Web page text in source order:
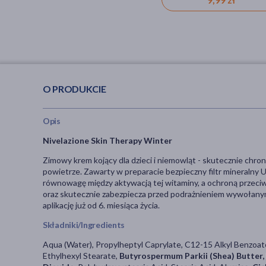
zapalenie skóry)
O PRODUKCIE
Opis
Nivelazione Skin Therapy Winter
Zimowy krem kojący dla dzieci i niemowląt - skutecznie
powietrze. Zawarty w preparacie bezpieczny filtr mineralny
równowagę między aktywacją tej witaminy, a ochroną
oraz skutecznie zabezpiecza przed podrażnieniem
aplikację już od 6. miesiąca życia.
Składniki/Ingredients
Aqua (Water), Propylheptyl Caprylate, C12-15 Alkyl
Ethylhexyl Stearate, Butyrospermum Parkii (Shea)